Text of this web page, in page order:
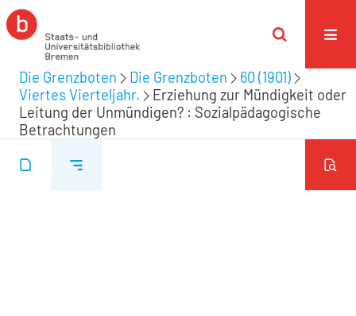
Die Grenzboten Die Grenzboten
60 (1901)
Viertes Vierteljahr.
Erziehung zur Mündigkeit oder
Leitung der Unmündigen? : Sozialpädagogische
Betrachtungen